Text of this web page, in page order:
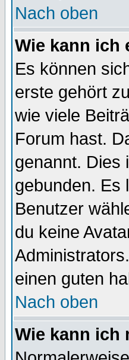
Nach oben
Wie kann ich
Es können
erste gehört
wie viele
Forum hast.
genannt. Dies
gebunden. Es
Benutzer
du keine
einen guten
Nach oben
Wie kann ich